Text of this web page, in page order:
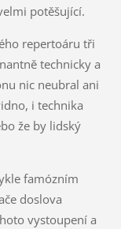
potěšující.
repertoáru tři
technicky a
nic neubral ani
i technika
že by lidský
famózním
doslova
vystoupení a